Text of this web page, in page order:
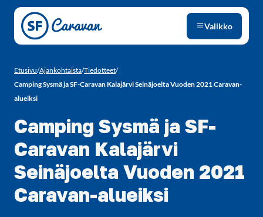
Siirry sivun sisältöön
Valikko
Etusivu/Ajankohtaista/Tiedotteet/
Camping Sysmä ja SF-Caravan Kalajärvi Seinäjoelta Vuoden 2021 Caravan-
alueiksi
Camping Sysmä ja SF-
Caravan Kalajärvi
Seinäjoelta Vuoden 2021
Caravan-alueiksi